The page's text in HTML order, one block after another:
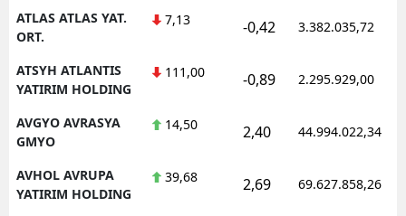
ATLAS ATLAS YAT.
ORT.
7,13 -0,42 3.382.035,72
ATSYH ATLANTIS
YATIRIM HOLDING
111,00 -0,89 2.295.929,00
AVGYO AVRASYA
GMYO
14,50 2,40 44.994.022,34
AVHOL AVRUPA
YATIRIM HOLDING
39,68 2,69 69.627.858,26